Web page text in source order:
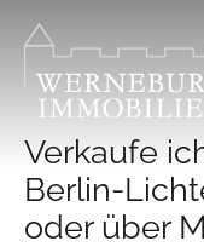
Inhalt
springen
Verkaufe
Berlin-
oder über